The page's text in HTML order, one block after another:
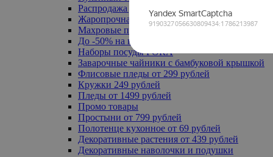
Распродажа до -50%
Жаропрочная посуда
Махровые полотенца
До -50% на ковры
Наборы посуды FORA
Заварочные чайники с бамбуковой крышкой
Флисовые пледы от 299 рублей
Кружки 249 рублей
Пледы от 1499 рублей
Промо товары
Простыни от 799 рублей
Полотенце кухонное от 69 рублей
Декоративные растения от 439 рублей
Декоративные наволочки и подушки